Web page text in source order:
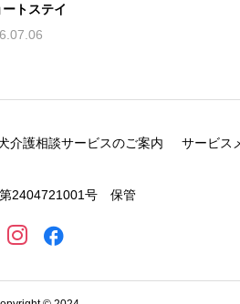
ートステイ
介護相談サービスのご案内 サービス
2404721001号 保管